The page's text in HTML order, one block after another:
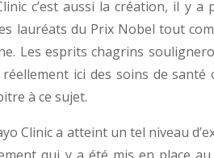
c’est aussi la création, il y
lauréats du Prix Nobel tout
Les esprits chagrins
ici des soins de santé
à ce sujet.
Clinic a atteint un tel niveau